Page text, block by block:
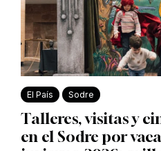
El País Sodre
Talleres, visitas y
en el Sodre por